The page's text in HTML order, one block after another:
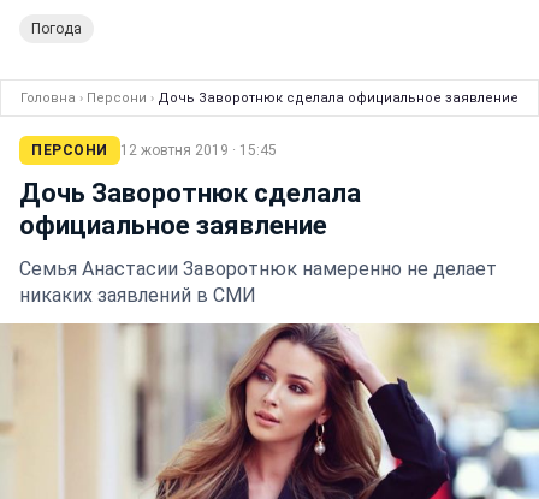
Погода
Головна › Персони › Дочь Заворотнюк сделала официальное заявление
ПЕРСОНИ 12 жовтня 2019 · 15:45
Дочь Заворотнюк сделала
официальное заявление
Семья Анастасии Заворотнюк намеренно не делает
никаких заявлений в СМИ